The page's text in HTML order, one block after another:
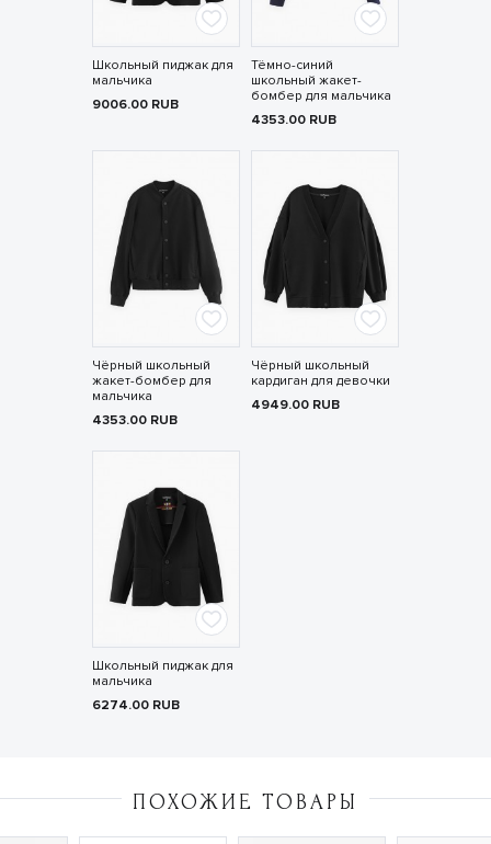
Школьный пиджак для
мальчика
9006.00 RUB
Тёмно-синий
школьный жакет-
бомбер для мальчика
4353.00 RUB
Чёрный школьный
жакет-бомбер для
мальчика
4353.00 RUB
Чёрный школьный
кардиган для девочки
4949.00 RUB
Школьный пиджак для
мальчика
6274.00 RUB
ПОХОЖИЕ ТОВАРЫ